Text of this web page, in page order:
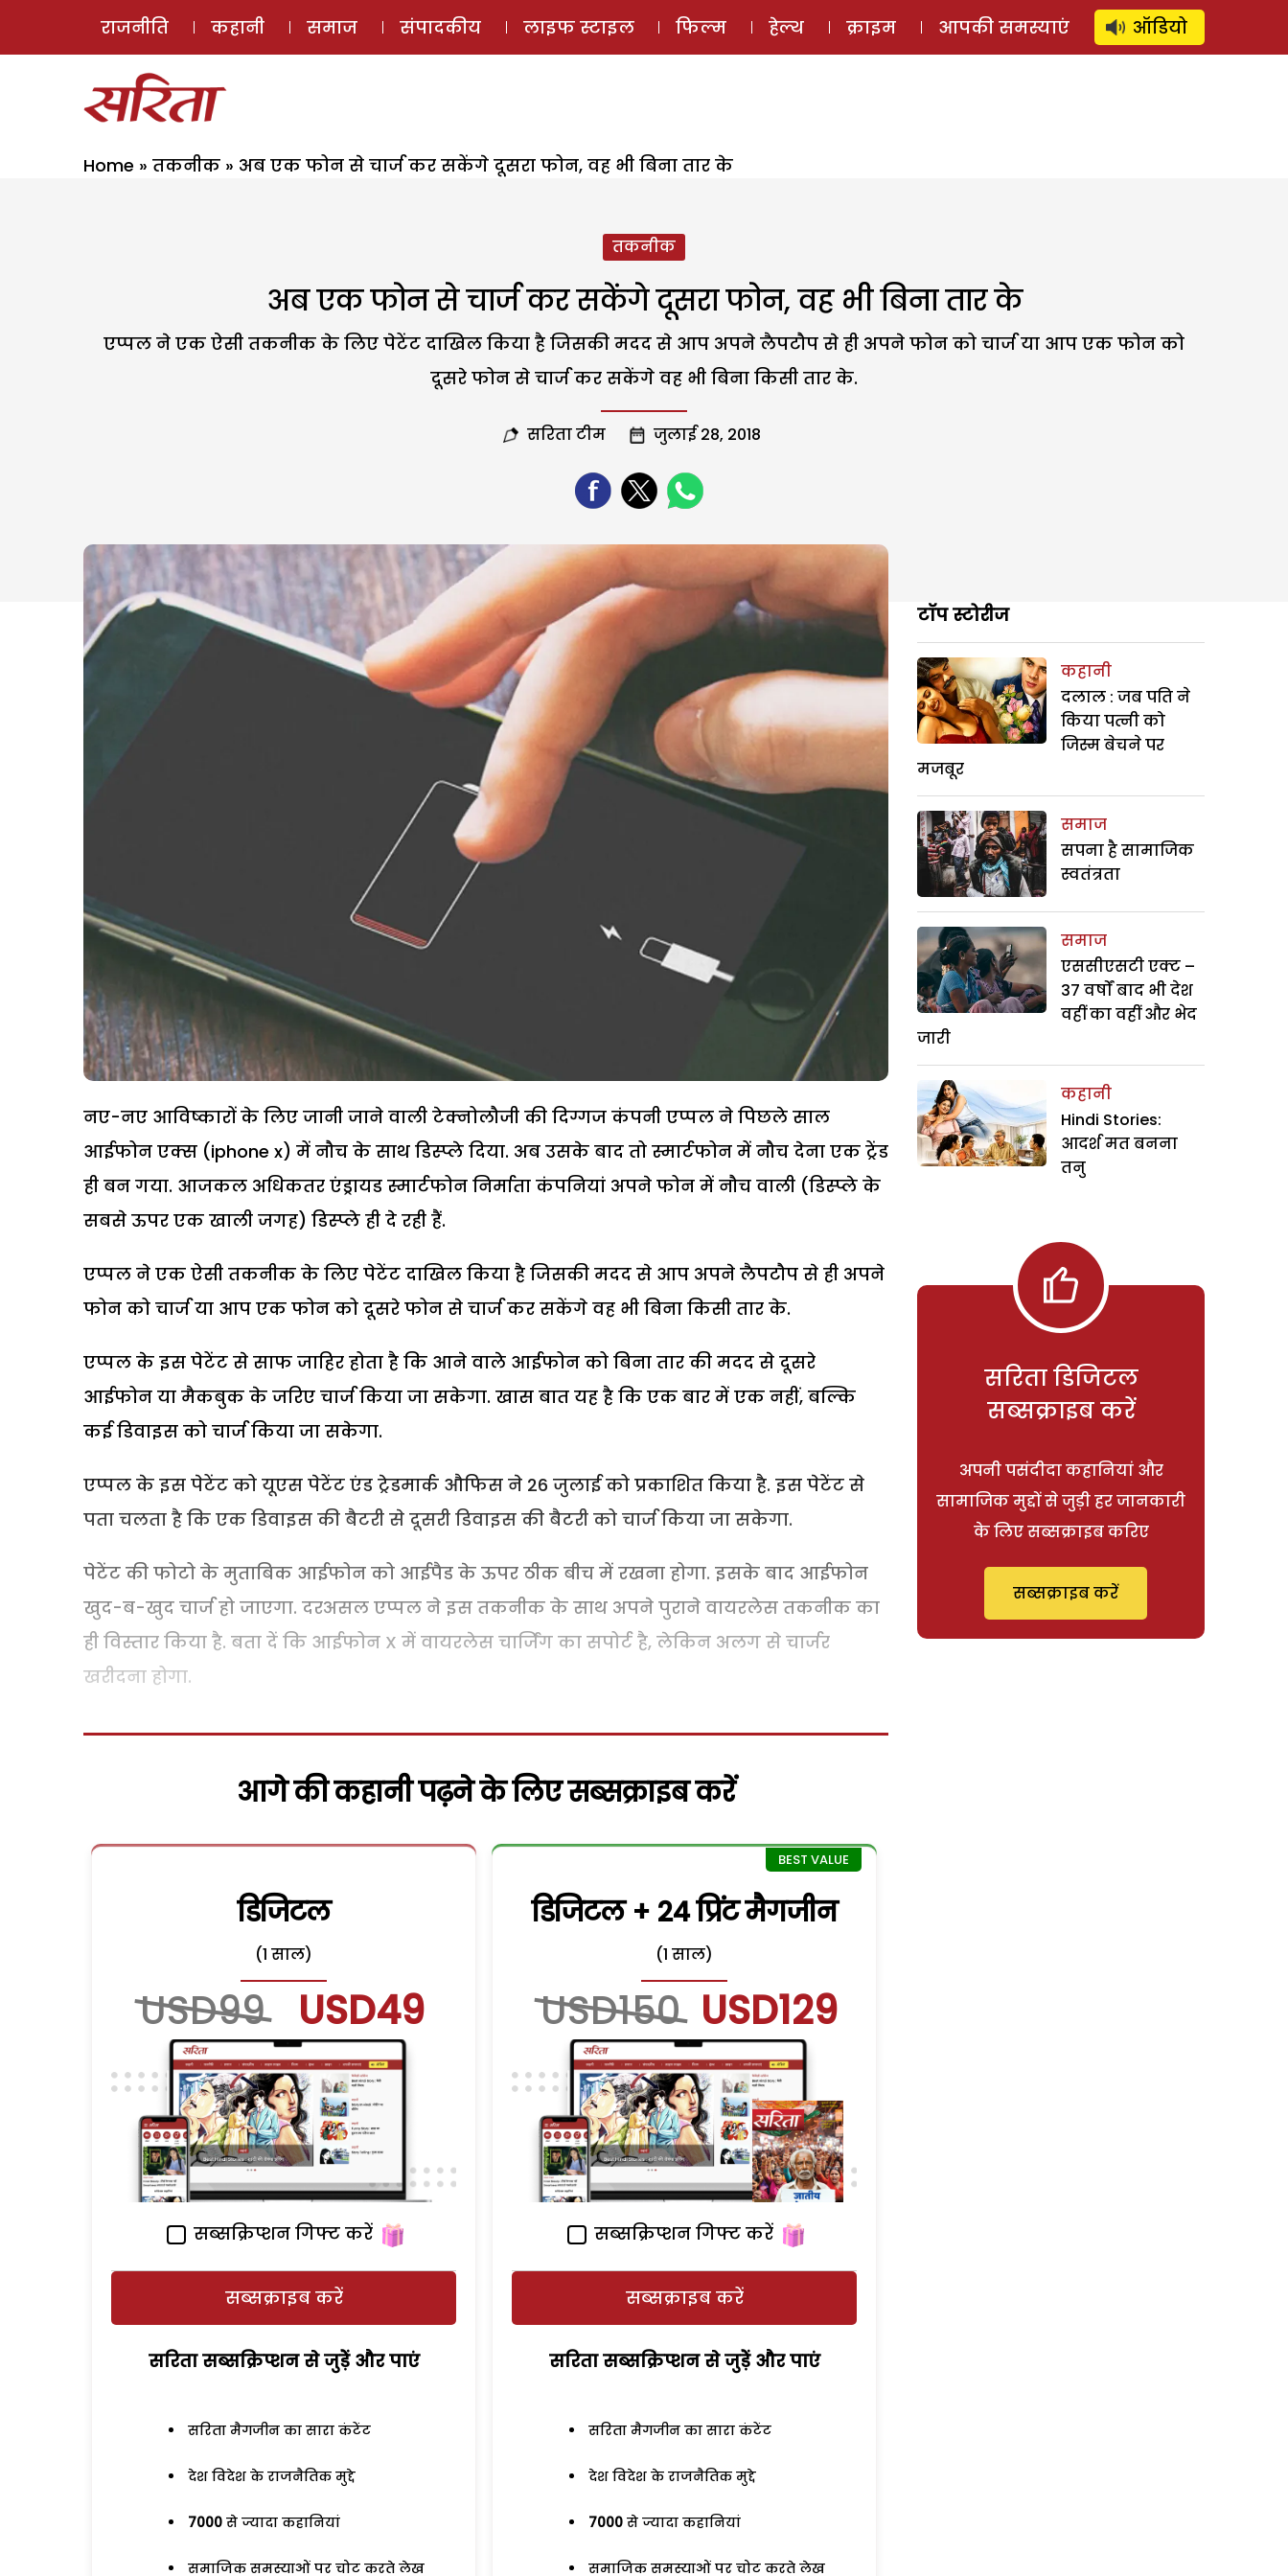
ई-मैगज़ीन ऑडियो स्टोरी लॉग इन ⚲ SUBSCRIBE
राजनीति कहानी समाज संपादकीय लाइफ स्टाइल फिल्म हेल्थ क्राइम आपकी समस्याएं ऑडियो
Home » तकनीक » अब एक फोन से चार्ज कर सकेंगे दूसरा फोन, वह भी बिना तार के
तकनीक
अब एक फोन से चार्ज कर सकेंगे दूसरा फोन, वह भी बिना तार के
एप्पल ने एक ऐसी तकनीक के लिए पेटेंट दाखिल किया है जिसकी मदद से आप अपने लैपटौप से ही अपने फोन को चार्ज या आप एक फोन को
दूसरे फोन से चार्ज कर सकेंगे वह भी बिना किसी तार के.
सरिता टीम जुलाई 28, 2018
नए-नए आविष्कारों के लिए जानी जाने वाली टेक्नोलौजी की दिग्गज कंपनी एप्पल ने पिछले साल
आईफोन एक्स (iphone x) में नौच के साथ डिस्प्ले दिया. अब उसके बाद तो स्मार्टफोन में नौच देना एक ट्रेंड
ही बन गया. आजकल अधिकतर एंड्रायड स्मार्टफोन निर्माता कंपनियां अपने फोन में नौच वाली (डिस्प्ले के
सबसे ऊपर एक खाली जगह) डिस्प्ले ही दे रही हैं.
एप्पल ने एक ऐसी तकनीक के लिए पेटेंट दाखिल किया है जिसकी मदद से आप अपने लैपटौप से ही अपने
फोन को चार्ज या आप एक फोन को दूसरे फोन से चार्ज कर सकेंगे वह भी बिना किसी तार के.
एप्पल के इस पेटेंट से साफ जाहिर होता है कि आने वाले आईफोन को बिना तार की मदद से दूसरे
आईफोन या मैकबुक के जरिए चार्ज किया जा सकेगा. खास बात यह है कि एक बार में एक नहीं, बल्कि
कई डिवाइस को चार्ज किया जा सकेगा.
एप्पल के इस पेटेंट को यूएस पेटेंट एंड ट्रेडमार्क औफिस ने 26 जुलाई को प्रकाशित किया है. इस पेटेंट से
पता चलता है कि एक डिवाइस की बैटरी से दूसरी डिवाइस की बैटरी को चार्ज किया जा सकेगा.
पेटेंट की फोटो के मुताबिक आईफोन को आईपैड के ऊपर ठीक बीच में रखना होगा. इसके बाद आईफोन
खुद-ब-खुद चार्ज हो जाएगा. दरअसल एप्पल ने इस तकनीक के साथ अपने पुराने वायरलेस तकनीक का
ही विस्तार किया है. बता दें कि आईफोन X में वायरलेस चार्जिंग का सपोर्ट है, लेकिन अलग से चार्जर
खरीदना होगा.
आगे की कहानी पढ़ने के लिए सब्सक्राइब करें
डिजिटल
(1 साल)
USD99 USD49
सब्सक्रिप्शन गिफ्ट करें
सब्सक्राइब करें
सरिता सब्सक्रिप्शन से जुड़ेें और पाएं
सरिता मैगजीन का सारा कंटेंट
देश विदेश के राजनैतिक मुद्दे
7000 से ज्यादा कहानियां
समाजिक समस्याओं पर चोट करते लेख
डिजिटल + 24 प्रिंट मैगजीन
(1 साल)
USD150 USD129
सब्सक्रिप्शन गिफ्ट करें
सब्सक्राइब करें
सरिता सब्सक्रिप्शन से जुड़ेें और पाएं
सरिता मैगजीन का सारा कंटेंट
देश विदेश के राजनैतिक मुद्दे
7000 से ज्यादा कहानियां
समाजिक समस्याओं पर चोट करते लेख
टॉप स्टोरीज
कहानी
दलाल : जब पति ने
किया पत्नी को
जिस्म बेचने पर
मजबूर
समाज
सपना है सामाजिक
स्वतंत्रता
समाज
एससीएसटी एक्ट –
37 वर्षों बाद भी देश
वहीं का वहीं और भेद
जारी
कहानी
Hindi Stories:
आदर्श मत बनना
तनु
सरिता डिजिटल
सब्सक्राइब करें
अपनी पसंदीदा कहानियां और
सामाजिक मुद्दों से जुड़ी हर जानकारी
के लिए सब्सक्राइब करिए
सब्सक्राइब करें